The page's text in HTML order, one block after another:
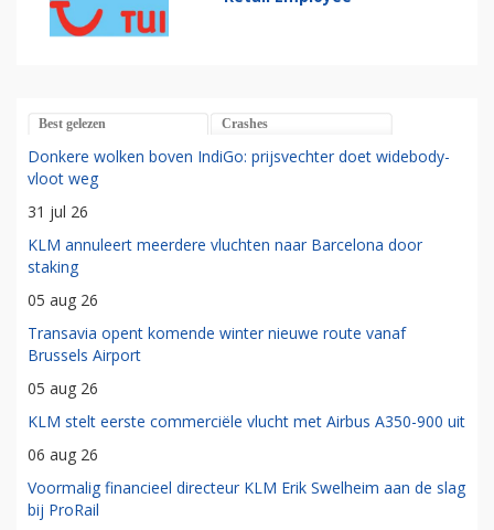
Best gelezen Crashes
Donkere wolken boven IndiGo: prijsvechter doet widebody-
vloot weg
31 jul 26
KLM annuleert meerdere vluchten naar Barcelona door
staking
05 aug 26
Transavia opent komende winter nieuwe route vanaf
Brussels Airport
05 aug 26
KLM stelt eerste commerciële vlucht met Airbus A350-900 uit
06 aug 26
Voormalig financieel directeur KLM Erik Swelheim aan de slag
bij ProRail